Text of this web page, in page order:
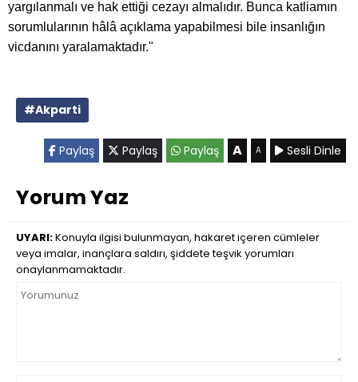
yargılanmalı ve hak ettiği cezayı almalıdır. Bunca katliamın
sorumlularının hâlâ açıklama yapabilmesi bile insanlığın
vicdanını yaralamaktadır."
#Akparti
Paylaş Paylaş Paylaş A A Sesli Dinle
Yorum Yaz
UYARI:Konuyla ilgisi bulunmayan, hakaret içeren cümleler
veya imalar, inançlara saldırı, şiddete teşvik yorumları
onaylanmamaktadır.